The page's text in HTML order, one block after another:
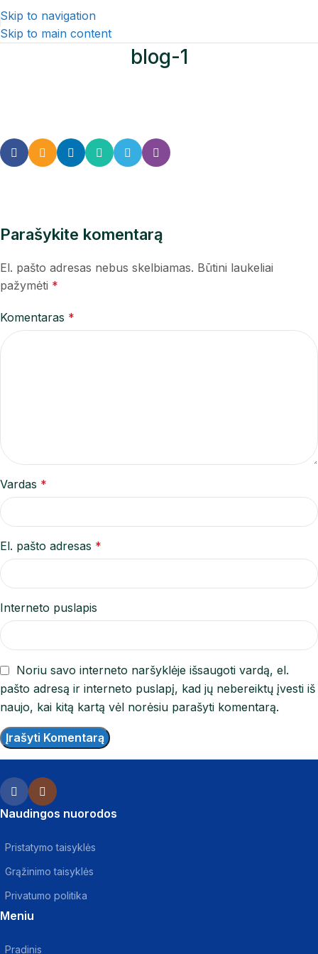
Skip to navigation
Skip to main content
blog-1
Parašykite komentarą
El. pašto adresas nebus skelbiamas. Būtini laukeliai
pažymėti *
Komentaras *
Vardas *
El. pašto adresas *
Interneto puslapis
Noriu savo interneto naršyklėje išsaugoti vardą, el.
pašto adresą ir interneto puslapį, kad jų nebereiktų įvesti iš
naujo, kai kitą kartą vėl norėsiu parašyti komentarą.
Naudingos nuorodos
Pristatymo taisyklės
Grąžinimo taisyklės
Privatumo politika
Meniu
Pradinis